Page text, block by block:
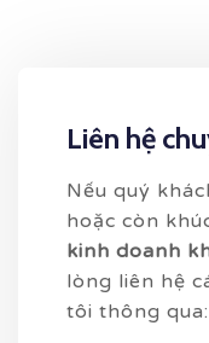
Liên hệ
Nếu quý
hoặc còn
kinh doanh
lòng liên hệ
tôi thông qua: